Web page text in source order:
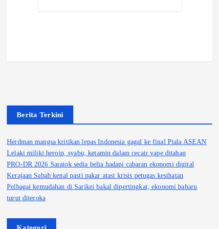
Berita Terkini
Herdman mangsa kritikan lepas Indonesia gagal ke final Piala ASEAN
Lelaki miliki heroin, syabu, ketamin dalam cecair vape ditahan
PRO-DR 2026 Saratok sedia belia hadapi cabaran ekonomi digital
Kerajaan Sabah kenal pasti pakar atasi krisis petugas kesihatan
Pelbagai kemudahan di Sarikei bakal dipertingkat, ekonomi baharu
turut diteroka
Kategori